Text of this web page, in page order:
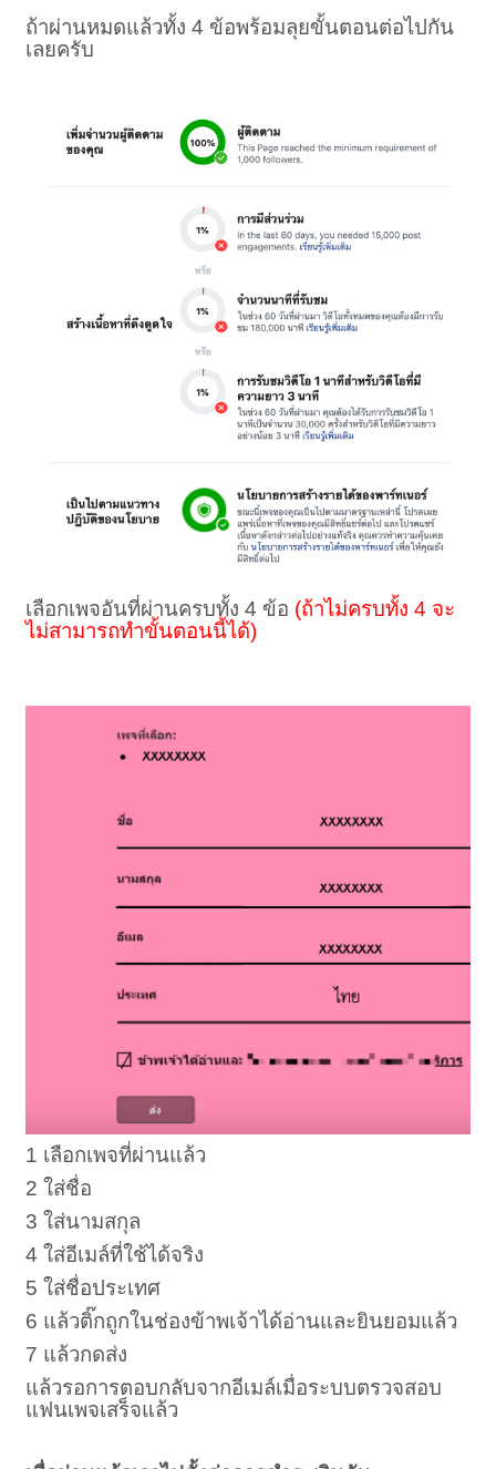
ถ้าผ่านหมดแล้วทั้ง 4 ข้อพร้อมลุยขั้นตอนต่อไปกัน
เลยครับ
เลือกเพจอันที่ผ่านครบทั้ง 4 ข้อ (ถ้าไม่ครบทั้ง 4 จะ
ไม่สามารถทำขั้นตอนนี้ได้)
1 เลือกเพจที่ผ่านแล้ว
2 ใส่ชื่อ
3 ใส่นามสกุล
4 ใส่อีเมล์ที่ใช้ได้จริง
5 ใส่ชื่อประเทศ
6 แล้วติ๊กถูกในช่องข้าพเจ้าได้อ่านและยินยอมแล้ว
7 แล้วกดส่ง
แล้วรอการตอบกลับจากอีเมล์เมื่อระบบตรวจสอบ
แฟนเพจเสร็จแล้ว